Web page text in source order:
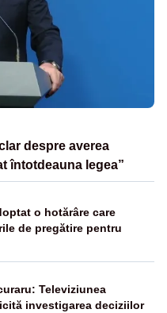
despre averea
întotdeauna legea”
o hotărâre care
de pregătire pentru
Televiziunea
investigarea deciziilor